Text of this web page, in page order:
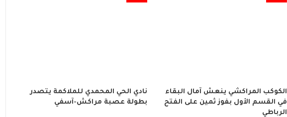
الكوكب المراكشي ينعش آمال البقاء
في القسم الأول بفوز ثمين على الفتح
الرباطي
نادي الحي المحمدي للملاكمة يتصدر
بطولة عصبة مراكش-آسفي